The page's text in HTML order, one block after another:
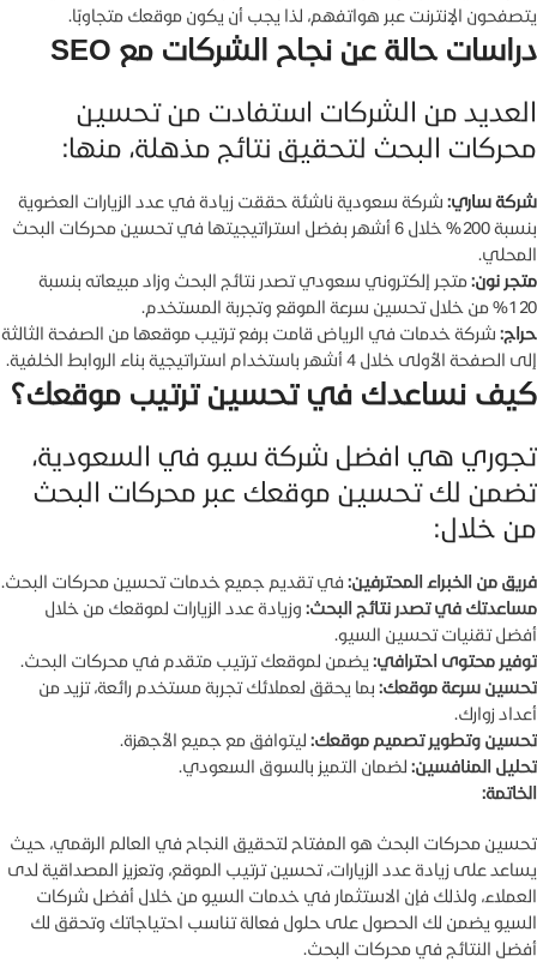
يتصفحون الإنترنت عبر هواتفهم، لذا يجب أن يكون موقعك متجاوبًا.
دراسات حالة عن نجاح الشركات مع SEO
العديد من الشركات استفادت من تحسين
محركات البحث لتحقيق نتائج مذهلة، منها:
شركة ساري: شركة سعودية ناشئة حققت زيادة في عدد الزيارات العضوية
بنسبة 200% خلال 6 أشهر بفضل استراتيجيتها في تحسين محركات البحث
المحلي.
متجر نون:متجر إلكتروني سعودي تصدر نتائج البحث وزاد مبيعاته بنسبة
120% من خلال تحسين سرعة الموقع وتجربة المستخدم.
حراج: شركة خدمات في الرياض قامت برفع ترتيب موقعها من الصفحة الثالثة
إلى الصفحة الأولى خلال 4 أشهر باستخدام استراتيجية بناء الروابط الخلفية.
كيف نساعدك في تحسين ترتيب موقعك؟
تجوري هي افضل شركة سيو في السعودية،
تضمن لك تحسين موقعك عبر محركات البحث
من خلال:
فريق من الخبراء المحترفين: في تقديم جميع خدمات تحسين محركات البحث.
مساعدتك في تصدر نتائج البحث: وزيادة عدد الزيارات لموقعك من خلال
أفضل تقنيات تحسين السيو.
توفير محتوى احترافي: يضمن لموقعك ترتيب متقدم في محركات البحث.
تحسين سرعة موقعك: بما يحقق لعملائك تجربة مستخدم رائعة، تزيد من
أعداد زوارك.
تحسين وتطوير تصميم موقعك: ليتوافق مع جميع الأجهزة.
تحليل المنافسين: لضمان التميز بالسوق السعودي.
الخاتمة:
تحسين محركات البحث هو المفتاح لتحقيق النجاح في العالم الرقمي، حيث
يساعد على زيادة عدد الزيارات، تحسين ترتيب الموقع، وتعزيز المصداقية لدى
العملاء، ولذلك فإن الاستثمار في خدمات السيو من خلال أفضل شركات
السيو يضمن لك الحصول على حلول فعالة تناسب احتياجاتك وتحقق لك
أفضل النتائج في محركات البحث.